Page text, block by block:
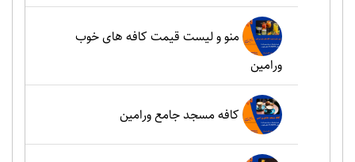
منو و لیست قیمت کافه های خوب
ورامین
کافه مسجد جامع ورامین